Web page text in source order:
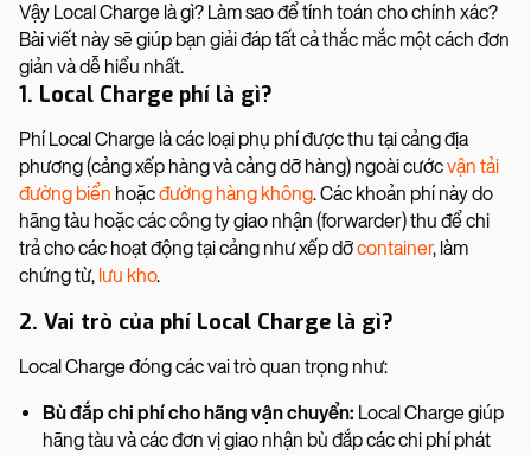
Vậy Local Charge là gì? Làm sao để tính toán cho chính xác?
Bài viết này sẽ giúp bạn giải đáp tất cả thắc mắc một cách đơn
giản và dễ hiểu nhất.
1. Local Charge phí là gì?
Phí Local Charge là các loại phụ phí được thu tại cảng địa
phương (cảng xếp hàng và cảng dỡ hàng) ngoài cướcvận tải
đường biển hoặcđường hàng không. Các khoản phí này do
hãng tàu hoặc các công ty giao nhận (forwarder) thu để chi
trả cho các hoạt động tại cảng như xếp dỡcontainer, làm
chứng từ, lưu kho.
2. Vai trò của phí Local Charge là gì?
Local Charge đóng các vai trò quan trọng như:
Bù đắp chi phí cho hãng vận chuyển: Local Charge giúp
hãng tàu và các đơn vị giao nhận bù đắp các chi phí phát